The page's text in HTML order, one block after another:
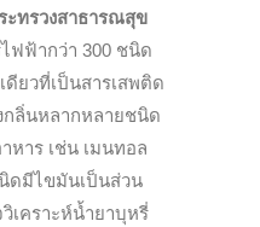
ะทรวงสาธารณสุข
ฟฟ้ากว่า 300 ชนิด
ยวที่เป็นสารเสพติด
ลิ่นหลากหลายชนิด
หาร เช่น เมนทอล
ดมีไขมันเป็นส่วน
เคราะห์น้ำยาบุหรี่